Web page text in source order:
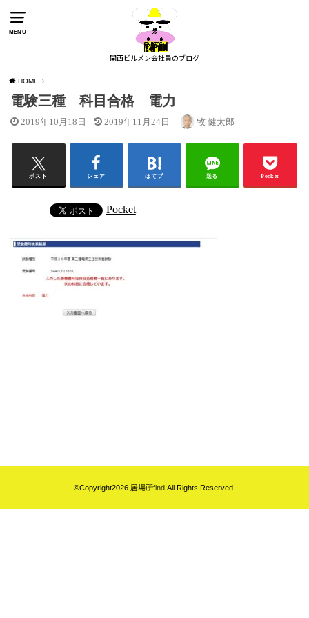
MENU
関西ビルメン会社員のブログ
HOME
電験三種 科目合格 電力
2019年10月18日 2019年11月24日 牧 健太郎
ポスト シェア はてブ 送る Pocket
Pocket
©Copyright2026 居場所find.All Rights Reserved.